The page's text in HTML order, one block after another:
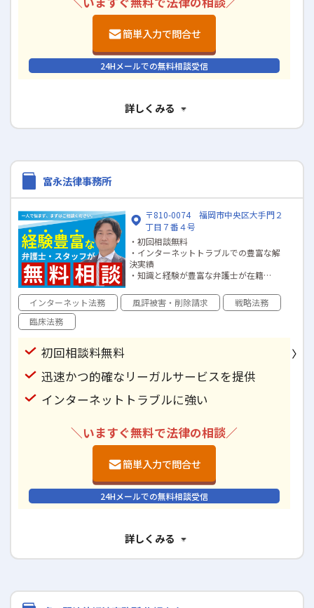
簡単入力で問合せ
24Hメールでの無料相談受信
詳しくみる
富永法律事務所
〒810-0074 福岡市中央区大手門２
丁目７番４号
・初回相談無料
・インターネットトラブルでの豊富な解
決実績
・知識と経験が豊富な弁護士が在籍
インターネット法務
風評被害・削除請求
戦略法務
臨床法務
初回相談料無料
迅速かつ的確なリーガルサービスを提供
インターネットトラブルに強い
＼いますぐ無料で法律の相談／
簡単入力で問合せ
24Hメールでの無料相談受信
詳しくみる